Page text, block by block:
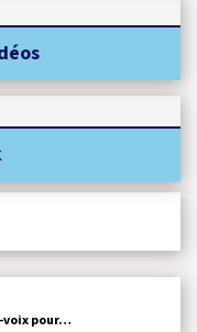
voix pour…